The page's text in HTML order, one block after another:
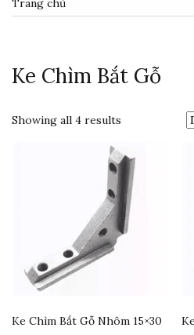
Ke Chìm Bắt Gỗ
Showing all 4 results
Ke Chìm Bắt Gỗ Nhôm 15×30